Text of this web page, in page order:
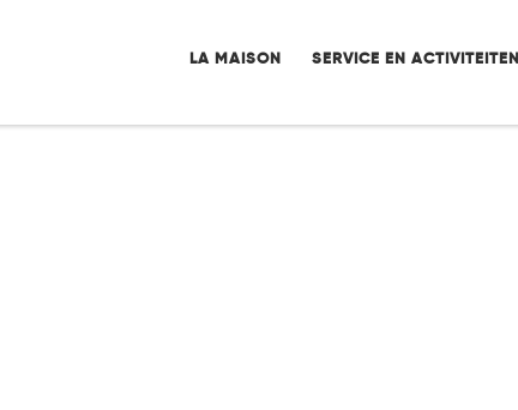
LA MAISON SERVICE EN ACTIVITEITEN